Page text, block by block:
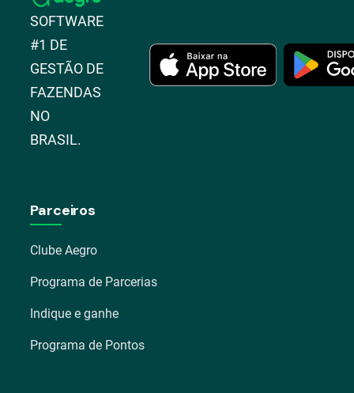
SOFTWARE
#1 DE
GESTÃO DE
FAZENDAS
NO
BRASIL.
Parceiros
Clube Aegro
Programa de Parcerias
Indique e ganhe
Programa de Pontos